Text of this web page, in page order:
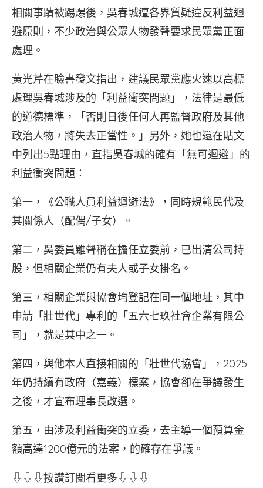
相關事蹟被踢爆後，吳春城遭各界質疑違反利益迴
避原則，不少政治與公眾人物發聲要求民眾黨正面
處理。
黃光芹在臉書發文指出，建議民眾黨應火速以高標
處理吳春城涉及的「利益衝突問題」，法律是最低
的道德標準，「否則日後任何人再監督政府及其他
政治人物，將失去正當性。」另外，她也還在貼文
中列出5點理由，直指吳春城的確有「無可迴避」的
利益衝突問題︰
第一，《公職人員利益迴避法》，同時規範民代及
其關係人（配偶/子女）。
第二，吳委員雖聲稱在擔任立委前，已出清公司持
股，但相關企業仍有夫人或子女掛名。
第三，相關企業與協會均登記在同一個地址，其中
申請「壯世代」專利的「五六七玖社會企業有限公
司」，就是其中之一。
第四，與他本人直接相關的「壯世代協會」，2025
年仍持續有政府（嘉義）標案，協會卻在爭議發生
之後，才宣布理事長改選。
第五，由涉及利益衝突的立委，去主導一個預算金
額高達1200億元的法案，的確存在爭議。
⇩⇩⇩按讚訂閱看更多⇩⇩⇩